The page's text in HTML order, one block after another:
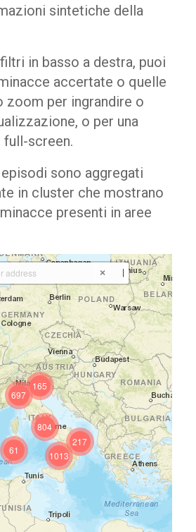
sintetiche della
in basso a destra, puoi
accertate o quelle
zoom per ingrandire o
o per una
screen.
sono aggregati
in cluster che mostrano
presenti in aree
61
804
165
217
697
1013
×